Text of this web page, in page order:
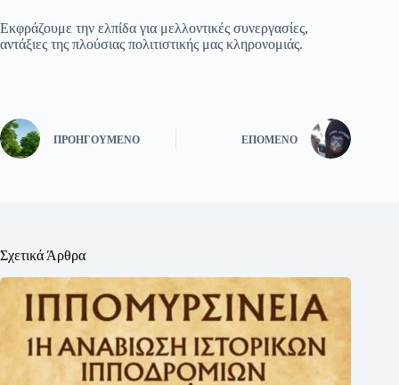
​Εκφράζουμε την ελπίδα για μελλοντικές συνεργασίες,
αντάξιες της πλούσιας πολιτιστικής μας κληρονομιάς.
ΠΡΟΗΓΟΎΜΕΝΟ ΕΠΌΜΕΝΟ
Σχετικά Άρθρα